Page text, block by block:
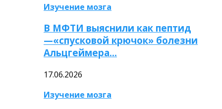
Изучение мозга
В МФТИ выяснили как пептид
—«спусковой крючок» болезни
Альцгеймера…
17.06.2026
Изучение мозга